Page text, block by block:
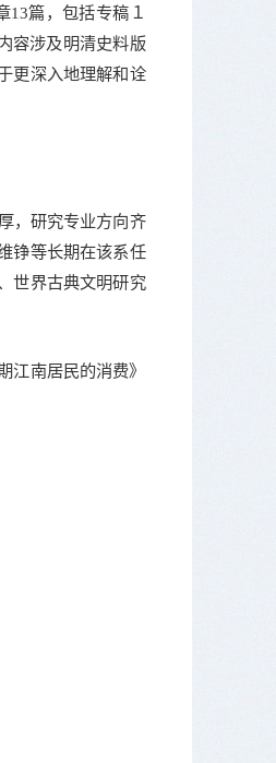
13篇，包括专稿１
容涉及明清史料版
更深入地理解和诠
，研究专业方向齐
铮等长期在该系任
世界古典文明研究
南居民的消费》